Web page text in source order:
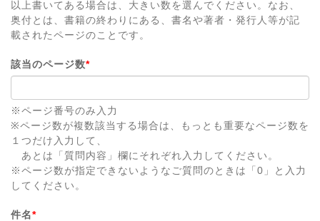
以上書いてある場合は、大きい数を選んでください。なお、
奥付とは、書籍の終わりにある、書名や著者・発行人等が記
載されたページのことです。
該当のページ数*
※ページ番号のみ入力
※ページ数が複数該当する場合は、もっとも重要なページ数を
１つだけ入力して、
あとは「質問内容」欄にそれぞれ入力してください。
※ページ数が指定できないようなご質問のときは「0」と入力
してください。
件名*